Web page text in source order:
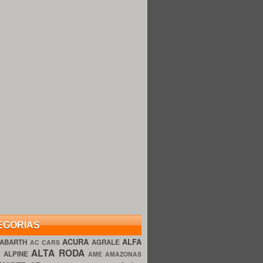
ABARTH AC CARS ACURA AGRALE ALFA
ALPINEALTA RODA AME AMAZONAS